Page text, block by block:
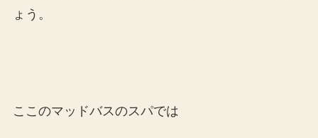
ょう。
ここのマッドバスのスパでは